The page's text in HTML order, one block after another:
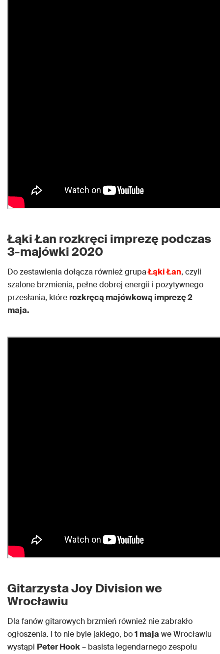
Łąki Łan rozkręci imprezę podczas
3-majówki 2020
Do zestawienia dołącza również grupaŁąki Łan, czyli
szalone brzmienia, pełne dobrej energii i pozytywnego
przesłania, które rozkręcą majówkową imprezę 2
maja.
Gitarzysta Joy Division we
Wrocławiu
Dla fanów gitarowych brzmień również nie zabrakło
ogłoszenia. I to nie byle jakiego, bo1 maja we Wrocławiu
wystąpi Peter Hook– basista legendarnego zespołu